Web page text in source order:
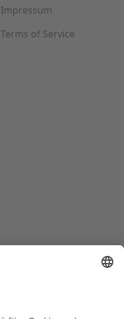
Impressum
Terms of Service